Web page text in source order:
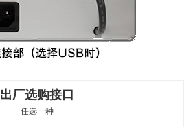
出厂选购接口
任选一种